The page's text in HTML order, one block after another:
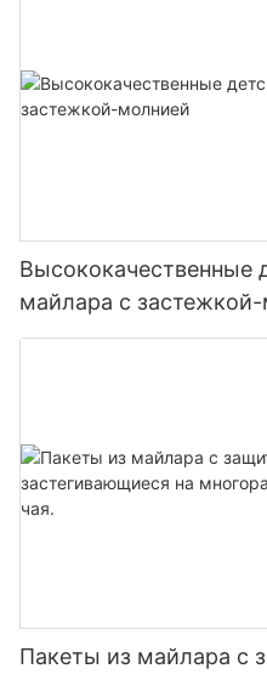
Высококачественные
майлара с
Пакеты из майлара с